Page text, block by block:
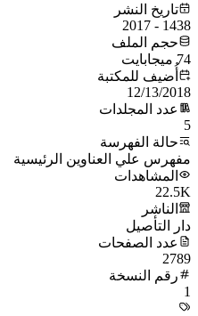
تاريخ النشر
1438 - 2017
حجم الملف
74 ميجابايت
أُضيف للمكتبة
12/13/2018
عدد المجلدات
5
حالة الفهرسة
مفهرس علي العناوين الرئيسية
المشاهدات
22.5K
الناشر
دار التأصيل
عدد الصفحات
2789
رقم النسخة
1